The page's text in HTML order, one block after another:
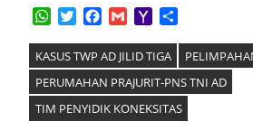
WhatsApp
TwitterFacebook
GmailYahoo
KASUS TWP AD JILID TIGA
PERUMAHAN PRAJURIT-PNS TNI AD
TIM PENYIDIK KONEKSITAS